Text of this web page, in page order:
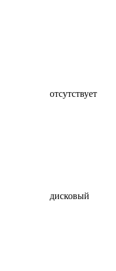
отсутствует
дисковый